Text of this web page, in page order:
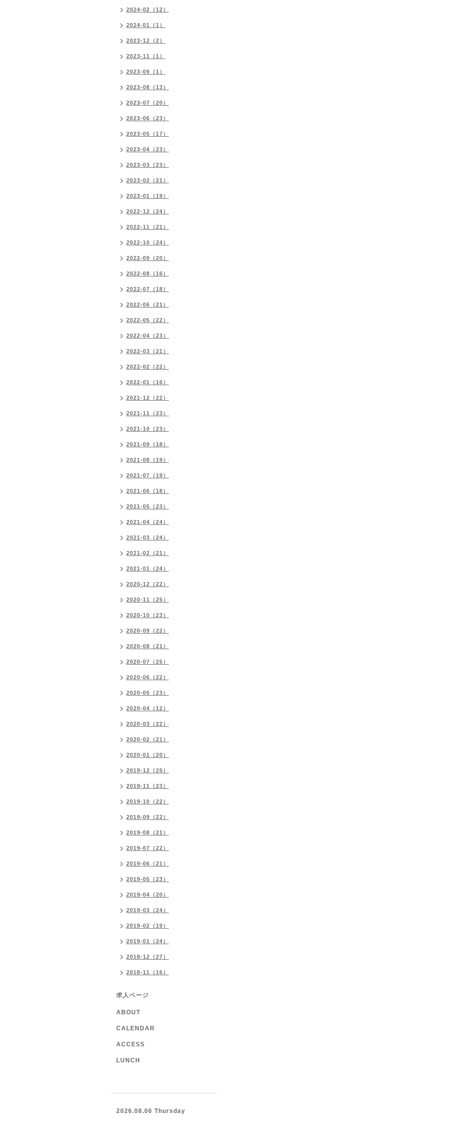
2024-02（12）
2024-01（1）
2023-12（2）
2023-11（1）
2023-09（1）
2023-08（13）
2023-07（20）
2023-06（23）
2023-05（17）
2023-04（23）
2023-03（23）
2023-02（21）
2023-01（19）
2022-12（24）
2022-11（21）
2022-10（24）
2022-09（20）
2022-08（16）
2022-07（18）
2022-06（21）
2022-05（22）
2022-04（23）
2022-03（21）
2022-02（22）
2022-01（16）
2021-12（22）
2021-11（23）
2021-10（23）
2021-09（18）
2021-08（19）
2021-07（19）
2021-06（18）
2021-05（23）
2021-04（24）
2021-03（24）
2021-02（21）
2021-01（24）
2020-12（22）
2020-11（25）
2020-10（23）
2020-09（22）
2020-08（21）
2020-07（25）
2020-06（22）
2020-05（23）
2020-04（12）
2020-03（22）
2020-02（21）
2020-01（20）
2019-12（25）
2019-11（23）
2019-10（22）
2019-09（22）
2019-08（21）
2019-07（22）
2019-06（21）
2019-05（23）
2019-04（20）
2019-03（24）
2019-02（19）
2019-01（24）
2018-12（27）
2018-11（16）
求人ページ
ABOUT
CALENDAR
ACCESS
LUNCH
2026.08.06 Thursday